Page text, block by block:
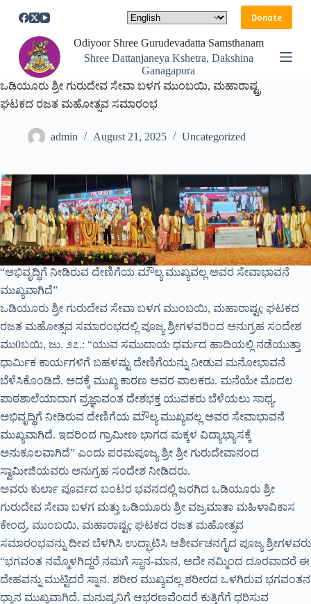
S
p
c
o
Donate
Odiyoor Shree Gurudevadatta Samsthanam
Shree Dattanjaneya Kshetra, Dakshina
Ganagapura
ಒಡಿಯೂರು ಶ್ರೀ ಗುರುದೇವ ಸೇವಾ ಬಳಗ ಮುಂಬಯಿ, ಮಹಾರಾಷ್ಟ್ರ
ಘಟಕದ ರಜತ ಮಹೋತ್ಸವ ಸಮಾರಂಭ
admin August 21, 2025 Uncategorized
“ಅಭಿವೃದ್ಧಿಗೆ ನೀಡಿರುವ ದೇಣಿಗೆಯ ಮೌಲ್ಯ ಮುಖ್ಯವಲ್ಲ ಅವರ ಸೇವಾಭಾವನೆ
ಮುಖ್ಯವಾಗಿದೆ”
ಒಡಿಯೂರು ಶ್ರೀ ಗುರುದೇವ ಸೇವಾ ಬಳಗ ಮುಂಬಯಿ, ಮಹಾರಾಷ್ಟç ಘಟಕದ
ರಜತ ಮಹೋತ್ಸವ ಸಮಾರಂಭದಲ್ಲಿ ಪೂಜ್ಯ ಶ್ರೀಗಳವರಿಂದ ಅನುಗ್ರಹ ಸಂದೇಶ
ಮು0ಬಯಿ, ಜು. ೨೭.: “ಯುವ ಸಮುದಾಯ ಧರ್ಮದ ಹಾದಿಯಲ್ಲಿ ನಡೆಯುತ್ತಾ
ಧಾರ್ಮಿಕ ಕಾರ್ಯಗಳಿಗೆ ಬಹಳಷ್ಟು ದೇಣಿಗೆಯನ್ನು ನೀಡುವ ಮನೋಭಾವನೆ
ಬೆಳೆಸಿಕೊಂಡಿದೆ. ಅದಕ್ಕೆ ಮುಖ್ಯ ಕಾರಣ ಅವರ ಪಾಲಕರು. ಮನೆಯೇ ಮೊದಲ
ಪಾಠಶಾಲೆಯಾದಾಗ ಪ್ರಜ್ಞಾವಂತ ದೇಶಭಕ್ತ ಯುವಕರು ಬೆಳೆಯಲು ಸಾಧ್ಯ.
ಅಭಿವೃದ್ಧಿಗೆ ನೀಡಿರುವ ದೇಣಿಗೆಯ ಮೌಲ್ಯ ಮುಖ್ಯವಲ್ಲ ಅವರ ಸೇವಾಭಾವನೆ
ಮುಖ್ಯವಾಗಿದೆ. ಇದರಿಂದ ಗ್ರಾಮೀಣ ಭಾಗದ ಮಕ್ಕಳ ವಿದ್ಯಾಭ್ಯಾಸಕ್ಕೆ
ಅನುಕೂಲವಾಗಿದೆ” ಎಂದು ಪರಮಪೂಜ್ಯ ಶ್ರೀ ಶ್ರೀ ಗುರುದೇವಾನಂದ
ಸ್ವಾಮೀಜಿಯವರು ಅನುಗ್ರಹ ಸಂದೇಶ ನೀಡಿದರು.
ಅವರು ಕುರ್ಲಾ ಪೂರ್ವದ ಬಂಟರ ಭವನದಲ್ಲಿ ಜರಗಿದ ಒಡಿಯೂರು ಶ್ರೀ
ಗುರುದೇವ ಸೇವಾ ಬಳಗ ಮತ್ತು ಒಡಿಯೂರು ಶ್ರೀ ವಜ್ರಮಾತಾ ಮಹಿಳಾವಿಕಾಸ
ಕೇಂದ್ರ, ಮುಂಬಯಿ, ಮಹಾರಾಷ್ಟç ಘಟಕದ ರಜತ ಮಹೋತ್ಸವ
ಸಮಾರಂಭವನ್ನು ದೀಪ ಬೆಳಗಿಸಿ ಉದ್ಘಾಟಿಸಿ ಆಶೀರ್ವಚನಗೈದ ಪೂಜ್ಯ ಶ್ರೀಗಳವರು
“ಭಗವಂತ ನಮ್ಮೊಳಗಿದ್ದರೆ ನಮಗೆ ಸ್ಥಾನ-ಮಾನ, ಅದೇ ನಮ್ಮಿಂದ ದೂರವಾದರೆ ಈ
ದೇಹವನ್ನು ಮುಟ್ಟಿದರೆ ಸ್ನಾನ. ಶರೀರ ಮುಖ್ಯವಲ್ಲ ಶರೀರದ ಒಳಗಿರುವ ಭಗವಂತನ
ಧ್ಯಾನ ಮುಖ್ಯವಾಗಿದೆ. ಮನುಷ್ಯನಿಗೆ ಆಭರಣವೆಂದರೆ ಕುತ್ತಿಗೆಗೆ ಧರಿಸುವ